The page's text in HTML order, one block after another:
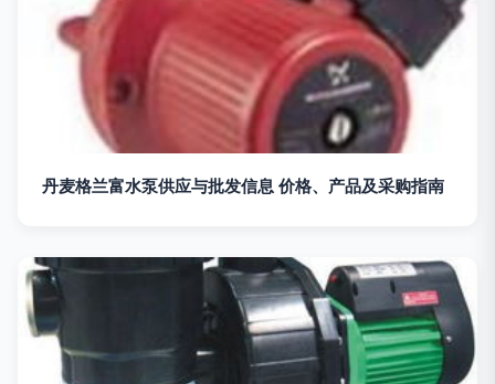
丹麦格兰富水泵供应与批发信息 价格、产品及采购指南